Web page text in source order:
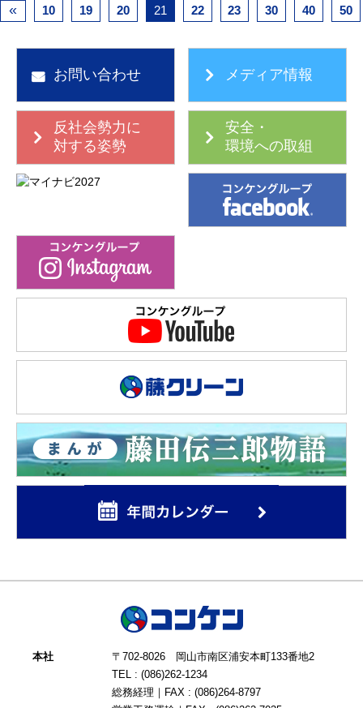
« 10 19 20 21 22 23 30 40 50
お問い合わせ メディア情報
反社会勢力に
対する姿勢
安全・
環境への取組
本社
〒702-8026 岡山市南区浦安本町133番地2
TEL : (086)262-1234
総務経理｜FAX : (086)264-8797